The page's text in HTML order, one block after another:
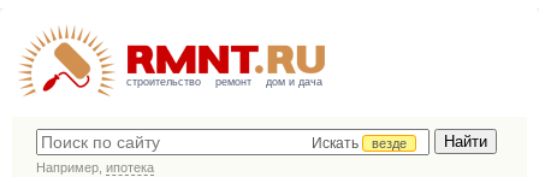
строительство ремонт дом и дача
Искать
везде
Например, ипотека